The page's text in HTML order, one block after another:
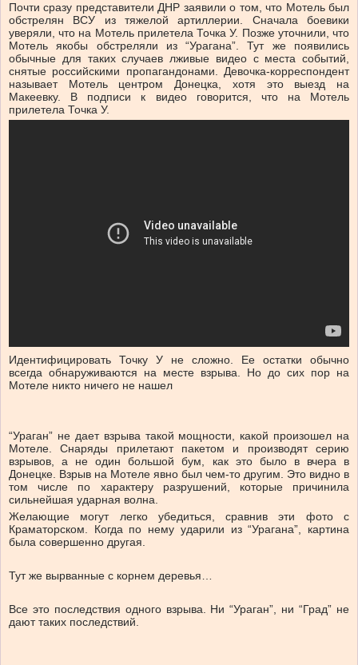
Почти сразу представители ДНР заявили о том, что Мотель был
обстрелян ВСУ из тяжелой артиллерии. Сначала боевики
уверяли, что на Мотель прилетела Точка У. Позже уточнили, что
Мотель якобы обстреляли из “Урагана”. Тут же появились
обычные для таких случаев лживые видео с места событий,
снятые российскими пропагандонами. Девочка-корреспондент
называет Мотель центром Донецка, хотя это выезд на
Макеевку. В подписи к видео говорится, что на Мотель
прилетела Точка У.
Идентифицировать Точку У не сложно. Ее остатки обычно
всегда обнаруживаются на месте взрыва. Но до сих пор на
Мотеле никто ничего не нашел
“Ураган” не дает взрыва такой мощности, какой произошел на
Мотеле. Снаряды прилетают пакетом и производят серию
взрывов, а не один большой бум, как это было в вчера в
Донецке. Взрыв на Мотеле явно был чем-то другим. Это видно в
том числе по характеру разрушений, которые причинила
сильнейшая ударная волна.
Желающие могут легко убедиться, сравнив эти фото с
Краматорском. Когда по нему ударили из “Урагана”, картина
была совершенно другая.
Тут же вырванные с корнем деревья…
Все это последствия одного взрыва. Ни “Ураган”, ни “Град” не
дают таких последствий.